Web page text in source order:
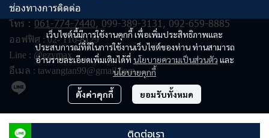
ติดต่อเรา
เว็บไซต์นี้มีการใช้งานคุกกี้ เพื่อเพิ่มประสิทธิภาพและ
ประสบการณ์ที่ดีในการใช้งานเว็บไซต์ของท่าน ท่านสามารถ
อ่านรายละเอียดเพิ่มเติมได้ที่ นโยบายความเป็นส่วนตัว และ
นโยบายคุกกี้
ตั้งค่าคุกกี้ ยอมรับทั้งหมด
ช่องทางการติดต่อ
โทร : 061-774-7440, 099-389-3131, 092-659-8885
ออฟฟิศ :02- 110-8129
Line : @ezymax
อีเมล : tawangtan99@gmail.com